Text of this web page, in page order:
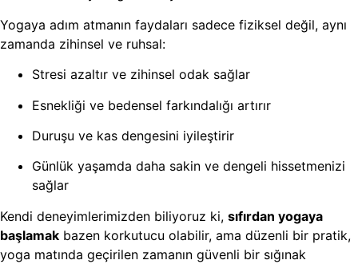
Yogaya adım atmanın faydaları sadece fiziksel değil, aynı
zamanda zihinsel ve ruhsal:
Stresi azaltır ve zihinsel odak sağlar
Esnekliği ve bedensel farkındalığı artırır
Duruşu ve kas dengesini iyileştirir
Günlük yaşamda daha sakin ve dengeli hissetmenizi
sağlar
Kendi deneyimlerimizden biliyoruz ki, sıfırdan yogaya
başlamak bazen korkutucu olabilir, ama düzenli bir pratik,
yoga matında geçirilen zamanın güvenli bir sığınak